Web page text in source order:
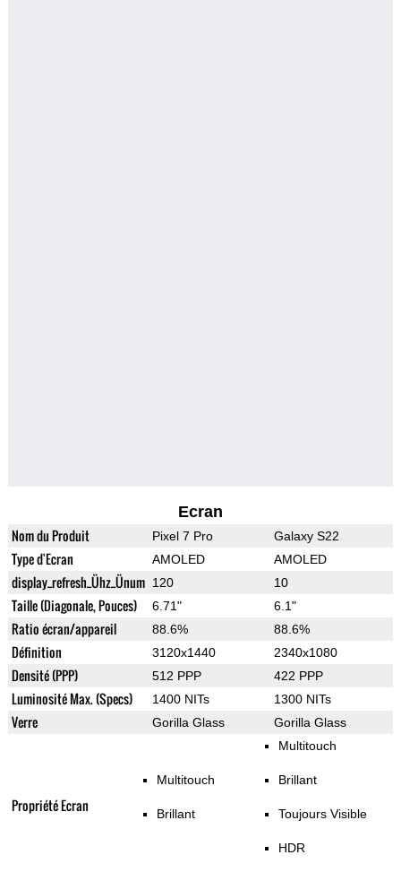
Ecran
Nom du Produit Pixel 7 Pro Galaxy S22
Type d'Ecran AMOLED AMOLED
display_refresh_Ühz_Ünum 120 10
Taille (Diagonale, Pouces) 6.71" 6.1"
Ratio écran/appareil 88.6% 88.6%
Définition 3120x1440 2340x1080
Densité (PPP) 512 PPP 422 PPP
Luminosité Max. (Specs) 1400 NITs 1300 NITs
Verre Gorilla Glass Gorilla Glass
Propriété Ecran
Multitouch
Brillant
Multitouch
Brillant
Toujours Visible
HDR